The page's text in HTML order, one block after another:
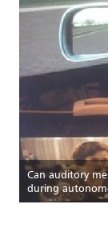
Can auditory
during